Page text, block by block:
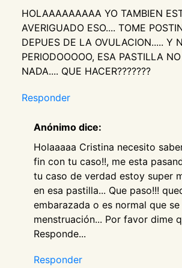
HOLAAAAAAAAA YO TAMBIEN
AVERIGUADO ESO.... TOME
DEPUES DE LA OVULACION..... Y
PERIODOOOOO, ESA PASTILLA
NADA.... QUE HACER???????
Responder
Anónimo dice:
Holaaaaa Cristina necesito
fin con tu caso!!, me esta
tu caso de verdad estoy super
en esa pastilla... Que paso!!!
embarazada o es normal que
menstruación... Por favor dime
Responde...
Responder